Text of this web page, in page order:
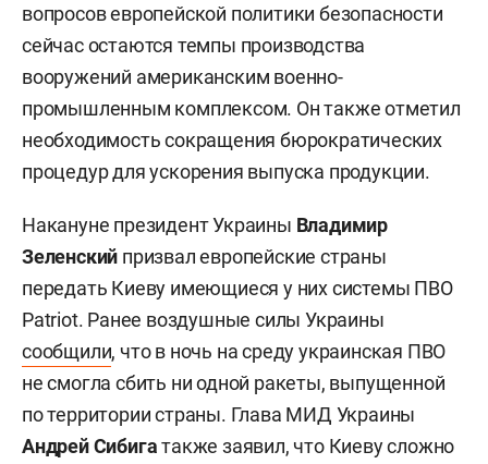
вопросов европейской политики безопасности
сейчас остаются темпы производства
вооружений американским военно-
промышленным комплексом. Он также отметил
необходимость сокращения бюрократических
процедур для ускорения выпуска продукции.
Накануне президент Украины Владимир
Зеленский призвал европейские страны
передать Киеву имеющиеся у них системы ПВО
Patriot. Ранее воздушные силы Украины
сообщили, что в ночь на среду украинская ПВО
не смогла сбить ни одной ракеты, выпущенной
по территории страны. Глава МИД Украины
Андрей Сибигатакже заявил, что Киеву сложно